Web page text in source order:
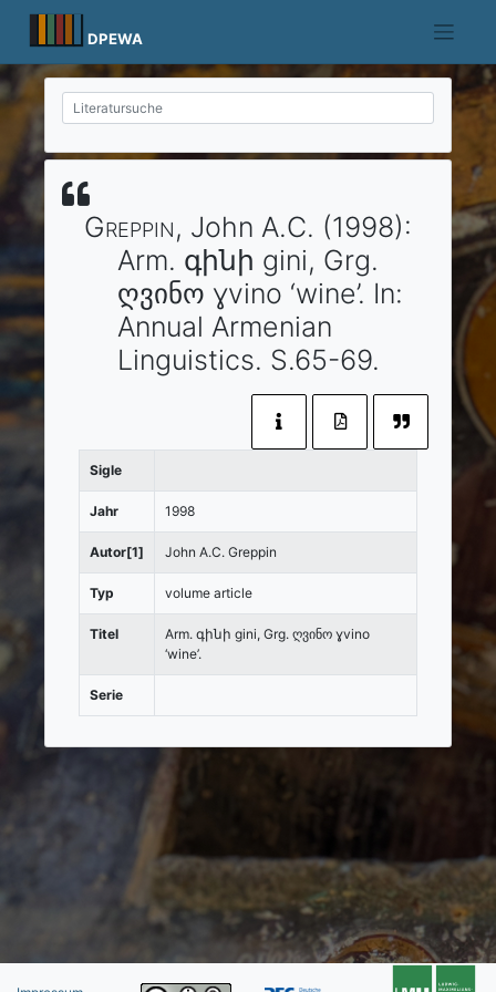
content
DPEWA
Greppin, John A.C. (1998):
Arm. գինի gini, Grg.
ღვინო ɣvino ‘wine’. In:
Annual Armenian
Linguistics. S.65-69.
Sigle
Jahr 1998
Autor[1] John A.C. Greppin
Typ volume article
Titel
Arm. գինի gini, Grg. ღვინო ɣvino
‘wine’.
Serie